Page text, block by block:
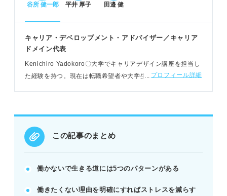
「働きたくない」理由を明確にしストレスを減
「働きたくない」と感じる具体的な理由を特定す
人との関わりや通勤、プレッシャーなどストレス源
を特定する。
ストレス源を解消できる働き方（在宅、フレックス
POINT：ストレスの原因を解消すれば無理なく働き
続けられる可能性がある。
低リスクで楽に生きるための具体的な行動
確認する。
谷所 健一郎 平井 厚子 田邉 健
キャリア・デベロップメント・アドバイザー／キャリア
ドメイン代表
Kenichiro Yadokoro〇大学でキャリアデザイン講座を担当し
た経験を持つ。現在は転職希望者や大学生向けの個別支援、
プロフィール詳細
この記事のまとめ
働かないで生きる道には5つのパターンがある
働きたくない理由を明確にすればストレスを減らす